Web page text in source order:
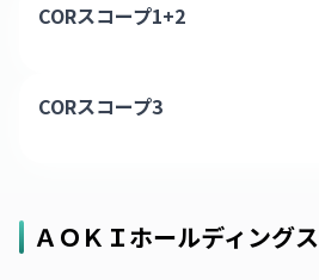
CORスコープ1+2
CORスコープ3
ＡＯＫＩホールディングス